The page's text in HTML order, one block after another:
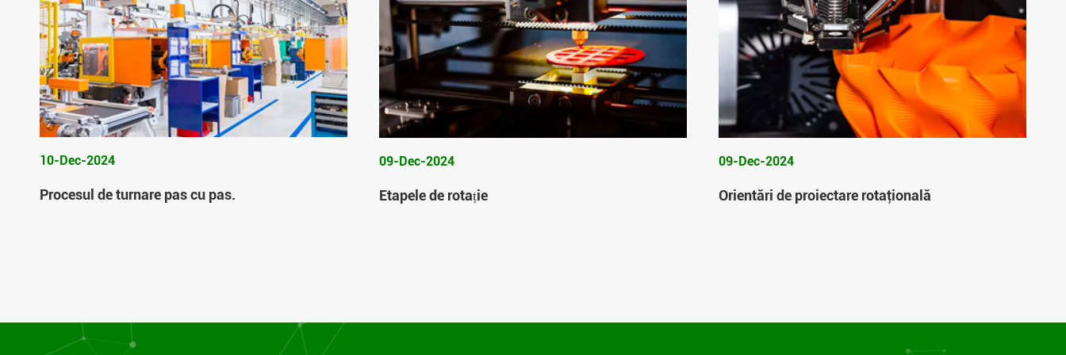
10-Dec-2024
Procesul de turnare pas cu pas.
09-Dec-2024
Etapele de rotație
09-Dec-2024
Orientări de proiectare rotaţională